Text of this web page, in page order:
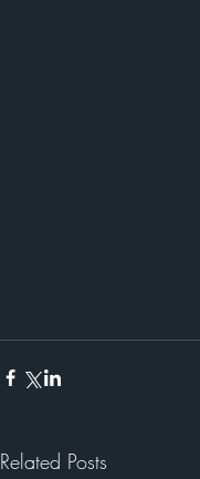
Related Posts